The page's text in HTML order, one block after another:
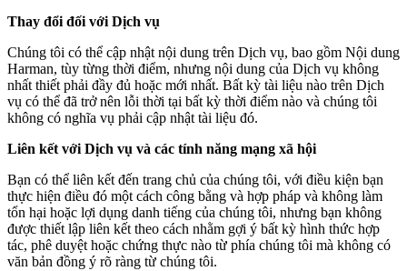
Thay đổi đối với Dịch vụ
Chúng tôi có thể cập nhật nội dung trên Dịch vụ, bao gồm Nội dung
Harman, tùy từng thời điểm, nhưng nội dung của Dịch vụ không
nhất thiết phải đầy đủ hoặc mới nhất. Bất kỳ tài liệu nào trên Dịch
vụ có thể đã trở nên lỗi thời tại bất kỳ thời điểm nào và chúng tôi
không có nghĩa vụ phải cập nhật tài liệu đó.
Liên kết với Dịch vụ và các tính năng mạng xã hội
Bạn có thể liên kết đến trang chủ của chúng tôi, với điều kiện bạn
thực hiện điều đó một cách công bằng và hợp pháp và không làm
tổn hại hoặc lợi dụng danh tiếng của chúng tôi, nhưng bạn không
được thiết lập liên kết theo cách nhằm gợi ý bất kỳ hình thức hợp
tác, phê duyệt hoặc chứng thực nào từ phía chúng tôi mà không có
văn bản đồng ý rõ ràng từ chúng tôi.